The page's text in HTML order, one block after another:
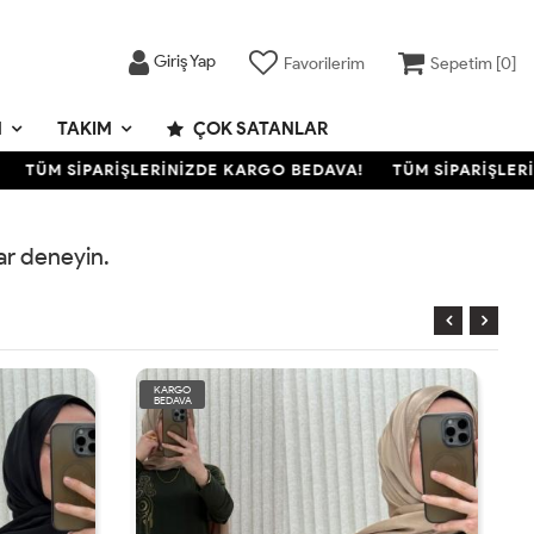
Giriş Yap Favorilerim Sepetim [0]
TAKIM ÇOK SATANLAR
TÜM SİPARİŞLERİNİZDE KARGO BEDAVA! TÜM
deneyin.
KARGO
BEDAVA